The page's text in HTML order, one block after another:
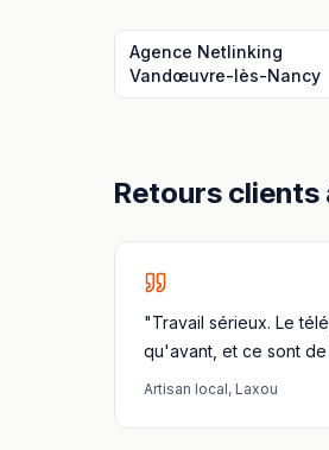
Agence Netlinking
Vandœuvre-lès-Nancy
Retours clients
"Travail sérieux. Le
qu'avant, et ce sont
Artisan local, Laxou